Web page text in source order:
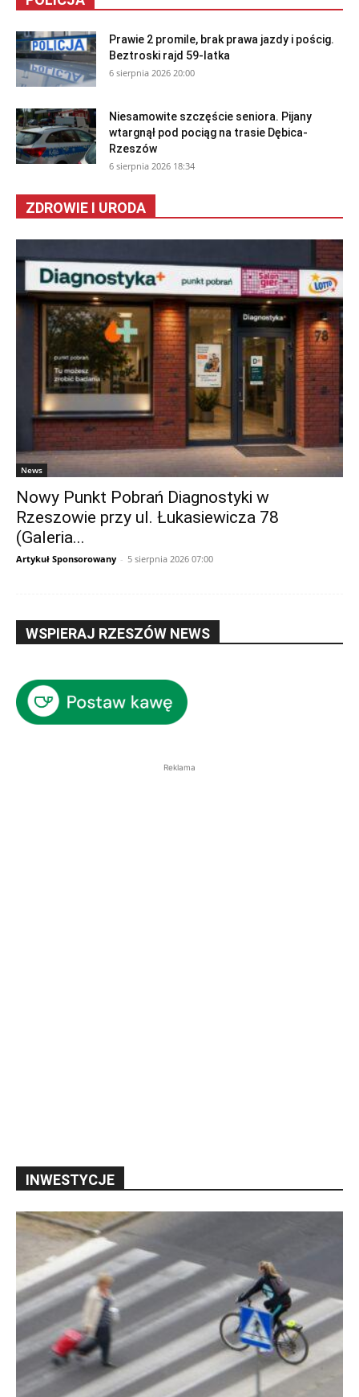
Prawie 2 promile, brak prawa jazdy i pościg.
Beztroski rajd 59-latka
6 sierpnia 2026 20:00
Niesamowite szczęście seniora. Pijany
wtargnął pod pociąg na trasie Dębica-
Rzeszów
6 sierpnia 2026 18:34
ZDROWIE I URODA
News
Nowy Punkt Pobrań Diagnostyki w
Rzeszowie przy ul. Łukasiewicza 78
(Galeria...
Artykuł Sponsorowany - 5 sierpnia 2026 07:00
WSPIERAJ RZESZÓW NEWS
Reklama
INWESTYCJE